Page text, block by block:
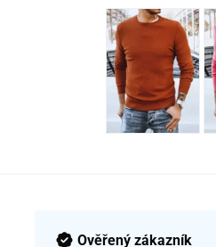
Ověřený zákazník